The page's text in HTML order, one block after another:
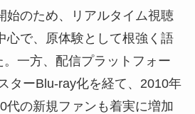
始のため、リアルタイム視聴
心で、原体験として根強く語
。一方、配信プラットフォー
ターBlu-ray化を経て、2010年
代の新規ファンも着実に増加